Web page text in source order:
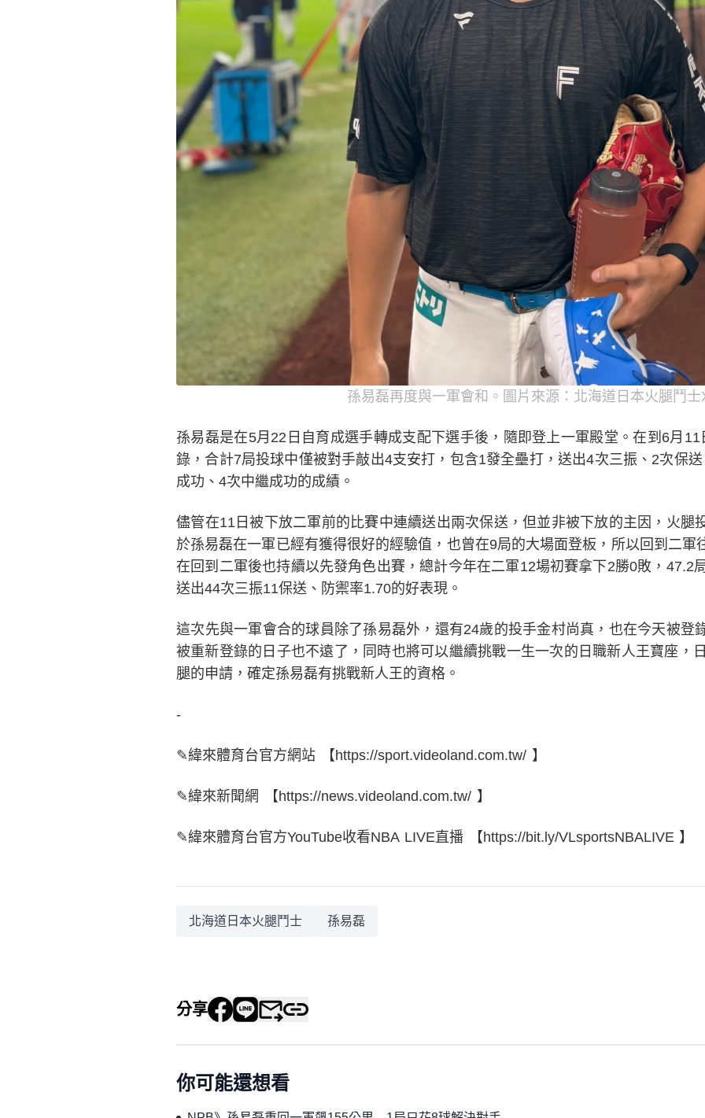
孫易磊再度與一軍會和。圖片來源：北海道日本火腿鬥士
孫易磊是在5月22日自育成選手轉成支配下選手後，隨即登上一軍殿堂。在到6月
錄，合計7局投球中僅被對手敲出4支安打，包含1發全壘打，送出4次三振、2次保
成功、4次中繼成功的成績。
儘管在11日被下放二軍前的比賽中連續送出兩次保送，但並非被下放的主因，火腿
於孫易磊在一軍已經有獲得很好的經驗值，也曾在9局的大場面登板，所以回到二軍
在回到二軍後也持續以先發角色出賽，總計今年在二軍12場初賽拿下2勝0敗，47.2
送出44次三振11保送、防禦率1.70的好表現。
這次先與一軍會合的球員除了孫易磊外，還有24歲的投手金村尚真，也在今天被登
被重新登錄的日子也不遠了，同時也將可以繼續挑戰一生一次的日職新人王寶座，
腿的申請，確定孫易磊有挑戰新人王的資格。
-
✎緯來體育台官方網站 【https://sport.videoland.com.tw/ 】
✎緯來新聞網 【https://news.videoland.com.tw/ 】
✎緯來體育台官方YouTube收看NBA LIVE直播 【https://bit.ly/VLsportsNBALIVE 】
北海道日本火腿鬥士 孫易磊
分享
你可能還想看